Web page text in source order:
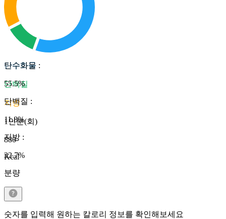
탄수화물
단백질
지방
1인분(회)
880
Kcal
탄수화물 :
55.5%
단백질 :
11.8%
지방 :
32.7%
분량
숫자를 입력해 원하는 칼로리 정보를 확인해보세요